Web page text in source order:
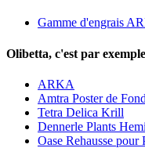
Gamme d'engrais
Olibetta, c'est par
ARKA
Amtra Poster de
Tetra Delica Krill
Dennerle Plants
Oase Rehausse